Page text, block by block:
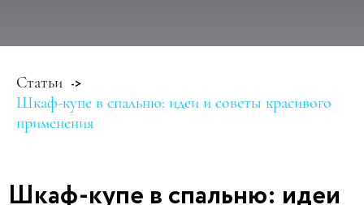
Статьи ->
Шкаф-купе в спальню: идеи и советы красивого
применения
Шкаф-купе в спальню: идеи